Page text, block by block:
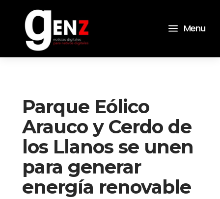
a Menu
Parque Eólico
Arauco y Cerdo de
los Llanos se unen
para generar
energía renovable